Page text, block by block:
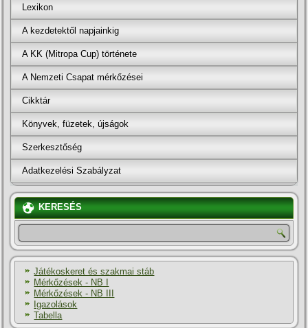
Lexikon
A kezdetektől napjainkig
A KK (Mitropa Cup) története
A Nemzeti Csapat mérkőzései
Cikktár
Könyvek, füzetek, újságok
Szerkesztőség
Adatkezelési Szabályzat
KERESÉS
Játékoskeret és szakmai stáb
Mérkőzések - NB I
Mérkőzések - NB III
Igazolások
Tabella